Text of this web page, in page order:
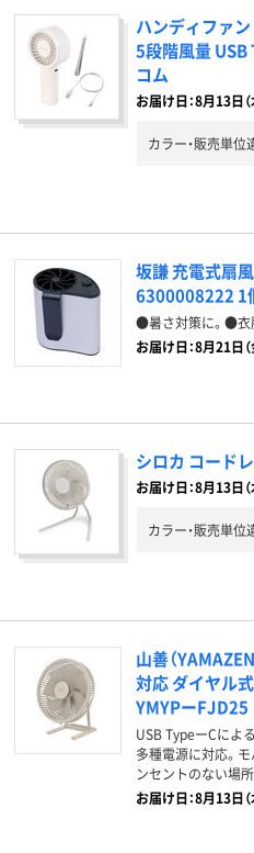
ハンディファ
5段階風量
コム
お届け日：8月13日（
カラー・販売単
坂謙 充電式扇
6300008222 1
●暑さ対策に。●衣
お届け日：8月21日（
シロカ コード
お届け日：8月13日（
カラー・販売単
山善（
対応 ダイヤル
YMYPーFJD25
USB TypeーCによ
多種電源に対応。
ンセントのない場
お届け日：8月13日（